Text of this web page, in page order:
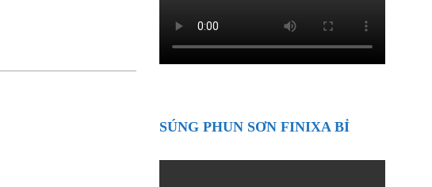
SÚNG PHUN SƠN FINIXA BỈ